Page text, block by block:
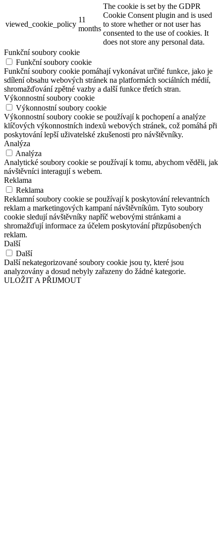
viewed_cookie_policy
11
months
The cookie is set by the GDPR
Cookie Consent plugin and is used
to store whether or not user has
consented to the use of cookies. It
does not store any personal data.
Funkční soubory cookie
Funkční soubory cookie
Funkční soubory cookie pomáhají vykonávat určité funkce, jako je
sdílení obsahu webových stránek na platformách sociálních médií,
shromažďování zpětné vazby a další funkce třetích stran.
Výkonnostní soubory cookie
Výkonnostní soubory cookie
Výkonnostní soubory cookie se používají k pochopení a analýze
klíčových výkonnostních indexů webových stránek, což pomáhá při
poskytování lepší uživatelské zkušenosti pro návštěvníky.
Analýza
Analýza
Analytické soubory cookie se používají k tomu, abychom věděli, jak
návštěvníci interagují s webem.
Reklama
Reklama
Reklamní soubory cookie se používají k poskytování relevantních
reklam a marketingových kampaní návštěvníkům. Tyto soubory
cookie sledují návštěvníky napříč webovými stránkami a
shromažďují informace za účelem poskytování přizpůsobených
reklam.
Další
Další
Další nekategorizované soubory cookie jsou ty, které jsou
analyzovány a dosud nebyly zařazeny do žádné kategorie.
ULOŽIT A PŘIJMOUT